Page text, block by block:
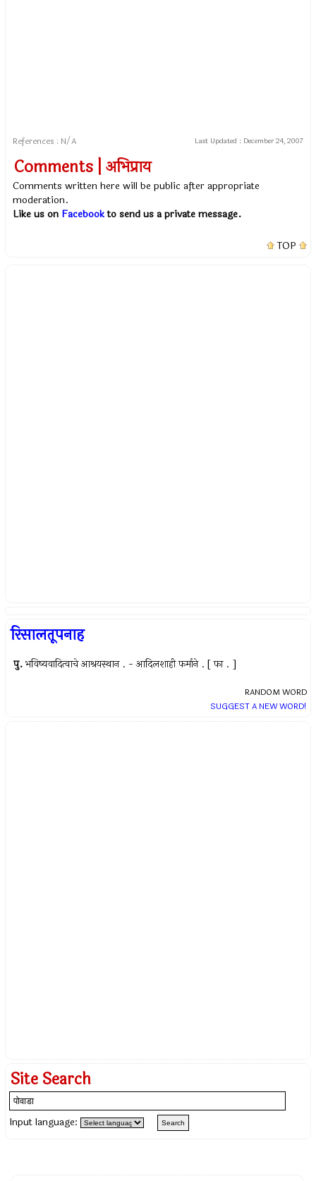
References : N/A Last Updated : December 24, 2007
Comments | अभिप्राय
Comments written here will be public after appropriate
moderation.
Like us on Facebookto send us a private message.
TOP
रिसालतूपनाह
पु. भविष्यवादित्वाचे आश्रयस्थान . - आदिलशाही फर्माने . [ फा . ]
RANDOM WORD
SUGGEST A NEW WORD!
Site Search
Input language: